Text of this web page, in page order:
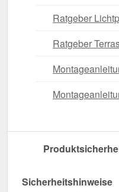
Ratgeber
Ratgeber
Sicherheitshinweise